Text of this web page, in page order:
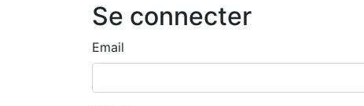
Se connecter
Email